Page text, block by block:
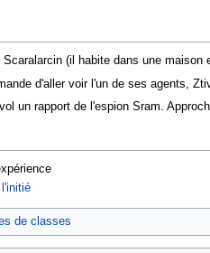
(il habite dans une
d'aller voir l'un de ses agents,
un rapport de l'espion Sram.
l'initié
de classes